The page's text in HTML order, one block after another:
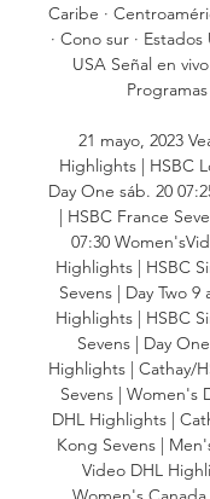
Caribe ·
· Cono sur ·
USA Señal en
21 mayo, 2023
Highlights | HSBC
Day One sáb. 20
| HSBC France
07:30
Highlights | HSBC
Sevens | Day Two 9
Highlights | HSBC
Sevens | Day
Highlights | Cathay/
Sevens | Women's
DHL Highlights |
Kong Sevens |
Video DHL